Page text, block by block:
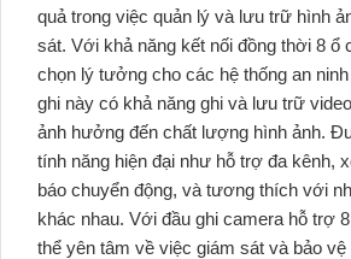
quả trong việc quản lý và lưu trữ hình
sát. Với khả năng kết nối đồng thời 8 ổ
chọn lý tưởng cho các hệ thống an
ghi này có khả năng ghi và lưu trữ
ảnh hưởng đến chất lượng hình ảnh.
tính năng hiện đại như hỗ trợ đa kênh,
báo chuyển động, và tương thích với
khác nhau. Với đầu ghi camera hỗ trợ
thể yên tâm về việc giám sát và bảo